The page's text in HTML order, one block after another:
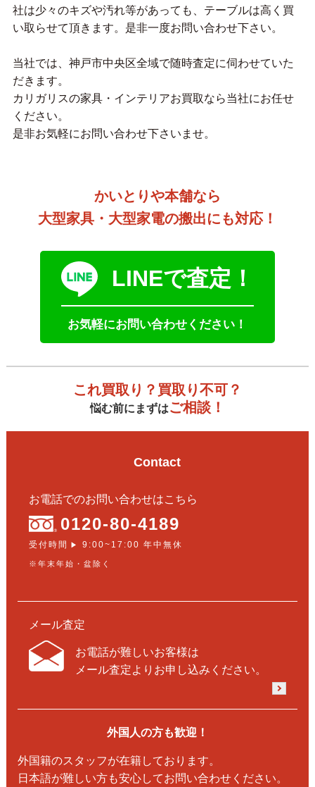
社は少々のキズや汚れ等があっても、テーブルは高く買
い取らせて頂きます。是非一度お問い合わせ下さい。
当社では、神戸市中央区全域で随時査定に伺わせていた
だきます。
カリガリスの家具・インテリアお買取なら当社にお任せ
ください。
是非お気軽にお問い合わせ下さいませ。
かいとりや本舗なら
大型家具・大型家電の搬出にも対応！
LINEで査定！
お気軽にお問い合わせください！
これ買取り？買取り不可？
悩む前にまずはご相談！
Contact
お電話でのお問い合わせはこちら
0120-80-4189
受付時間 ▶ 9:00~17:00 年中無休
※年末年始・盆除く
メール査定
お電話が難しいお客様は
メール査定よりお申し込みください。
外国人の方も歓迎！
外国籍のスタッフが在籍しております。
日本語が難しい方も安心してお問い合わせください。